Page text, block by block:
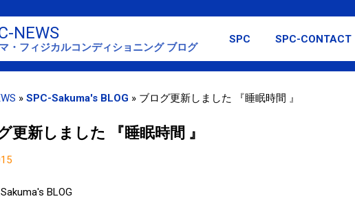
スキップしてメイン コンテンツに移動
NEWS
・フィジカルコンディショニング ブログ
SPC SPC-CONTACT
» SPC-Sakuma's BLOG » ブログ更新しました 『睡眠時間 』
更新しました 『睡眠時間 』
BLOG